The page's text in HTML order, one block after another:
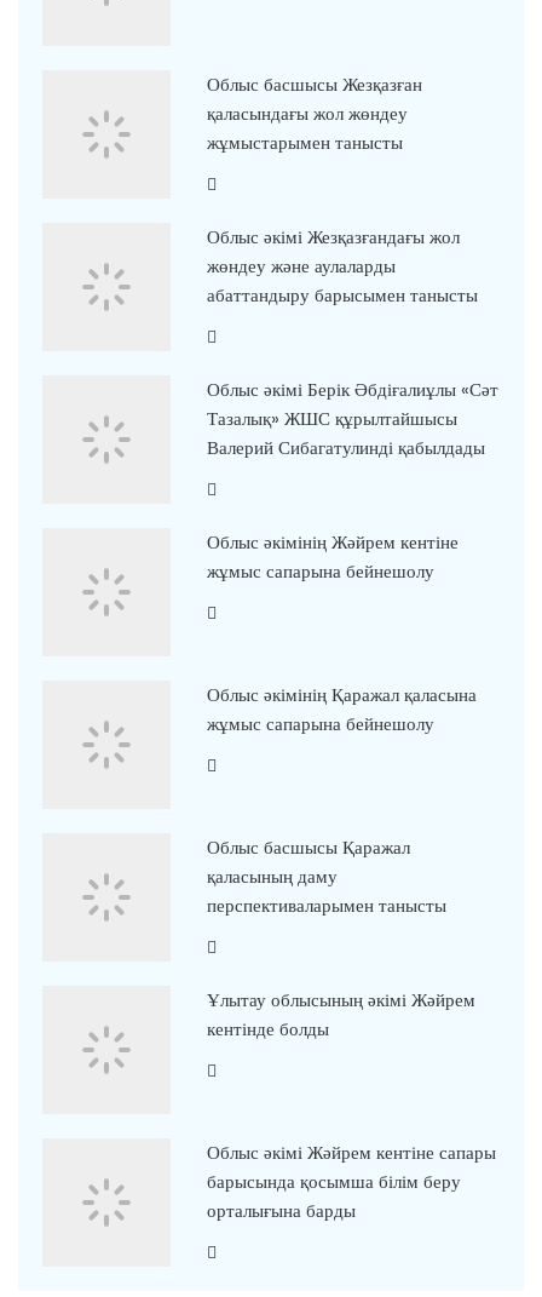
Облыс басшысы Жезқазған
қаласындағы жол жөндеу
жұмыстарымен танысты
Облыс әкімі Жезқазғандағы жол
жөндеу және аулаларды
абаттандыру барысымен танысты
Облыс әкімі Берік Әбдіғалиұлы «Сәт
Тазалық» ЖШС құрылтайшысы
Валерий Сибагатулинді қабылдады
Облыс әкімінің Жәйрем кентіне
жұмыс сапарына бейнешолу
Облыс әкімінің Қаражал қаласына
жұмыс сапарына бейнешолу
Облыс басшысы Қаражал
қаласының даму
перспективаларымен танысты
Ұлытау облысының әкімі Жәйрем
кентінде болды
Облыс әкімі Жәйрем кентіне сапары
барысында қосымша білім беру
орталығына барды